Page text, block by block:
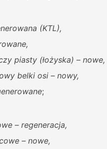
(KTL),
piasty (łożyska) – nowe,
belki osi – nowy,
;
– regeneracja,
– nowe,